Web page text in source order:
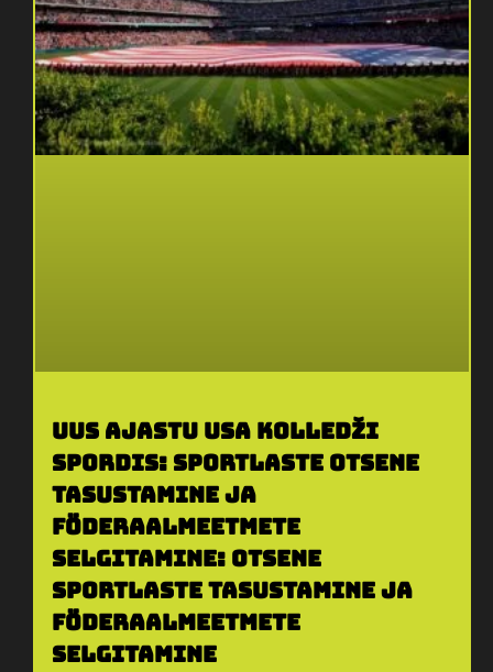
Uus ajastu USA kolledži
spordis: Sportlaste otsene
tasustamine ja
föderaalmeetmete
selgitamine: otsene
sportlaste tasustamine ja
föderaalmeetmete
selgitamine